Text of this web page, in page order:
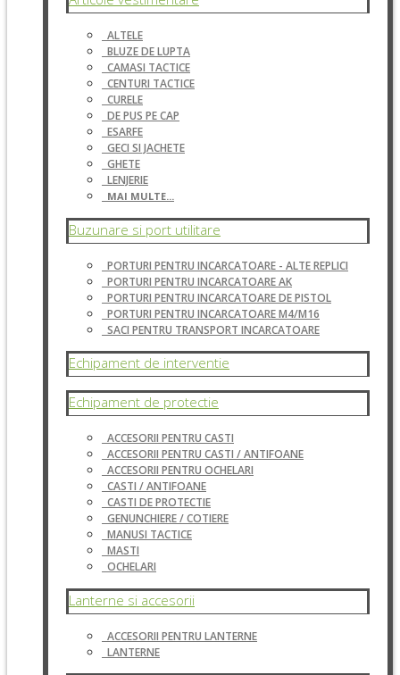
ALTELE
BLUZE DE LUPTA
CAMASI TACTICE
CENTURI TACTICE
CURELE
DE PUS PE CAP
ESARFE
GECI SI JACHETE
GHETE
LENJERIE
MAI MULTE...
Buzunare si port utilitare
PORTURI PENTRU INCARCATOARE - ALTE REPLICI
PORTURI PENTRU INCARCATOARE AK
PORTURI PENTRU INCARCATOARE DE PISTOL
PORTURI PENTRU INCARCATOARE M4/M16
SACI PENTRU TRANSPORT INCARCATOARE
Echipament de interventie
Echipament de protectie
ACCESORII PENTRU CASTI
ACCESORII PENTRU CASTI / ANTIFOANE
ACCESORII PENTRU OCHELARI
CASTI / ANTIFOANE
CASTI DE PROTECTIE
GENUNCHIERE / COTIERE
MANUSI TACTICE
MASTI
OCHELARI
Lanterne si accesorii
ACCESORII PENTRU LANTERNE
LANTERNE